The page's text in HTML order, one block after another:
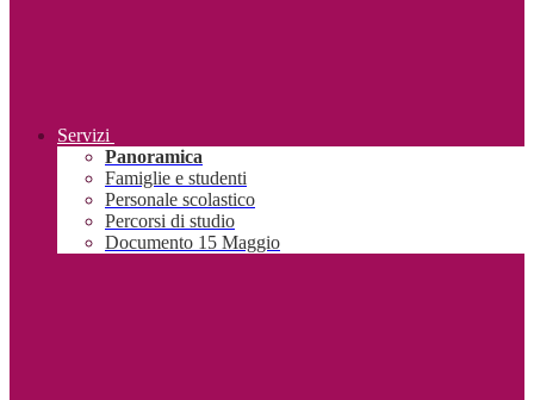
Servizi
Panoramica
Famiglie e studenti
Personale scolastico
Percorsi di studio
Documento 15 Maggio